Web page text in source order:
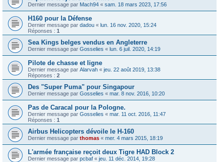
Dernier message par Mach94 « sam. 18 mars 2023, 17:56
H160 pour la Défense
Dernier message par dadou « lun. 16 nov. 2020, 15:24
Réponses : 1
Sea Kings belges vendus en Angleterre
Dernier message par Gosselies « lun. 6 juil. 2020, 14:19
Pilote de chasse et ligne
Dernier message par Alarvah « jeu. 22 août 2019, 13:38
Réponses : 2
Des "Super Puma" pour Singapour
Dernier message par Gosselies « mar. 8 nov. 2016, 10:20
Pas de Caracal pour la Pologne.
Dernier message par Gosselies « mar. 11 oct. 2016, 11:47
Réponses : 1
Airbus Helicopters dévoile le H-160
Dernier message par thomas « mer. 4 mars 2015, 18:19
L'armée française reçoit deux Tigre HAD Block 2
Dernier message par pcbaf « jeu. 11 déc. 2014, 19:28